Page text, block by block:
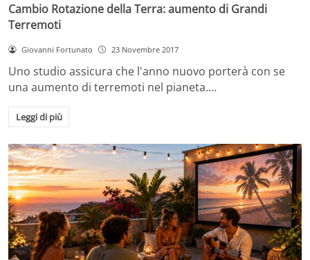
Cambio Rotazione della Terra: aumento di Grandi
Terremoti
Giovanni Fortunato 23 Novembre 2017
Uno studio assicura che l'anno nuovo porterà con se
una aumento di terremoti nel pianeta.…
Leggi di più